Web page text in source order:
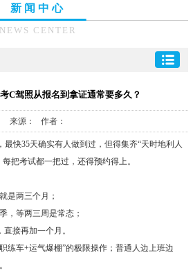
新闻中心
NEWS CENTER
C驾照从报名到拿证通常要多久？
来源： 作者：
最快35天确实有人做到过，但得集齐“天时地利人
把考试都一把过，还得预约得上。
是两三个月；
，等两三周是常态；
接再加一个月。
练车+运气爆棚”的极限操作；普通人边上班边